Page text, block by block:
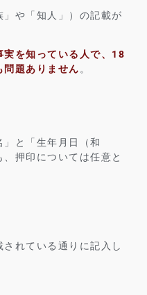
や「知人」）の記載が
を知っている人で、18
問題ありません。
と「生年月日（和
押印については任意と
れている通りに記入し